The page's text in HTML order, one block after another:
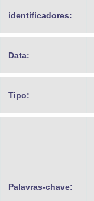
identificadores:
Data:
Tipo:
Palavras-chave: